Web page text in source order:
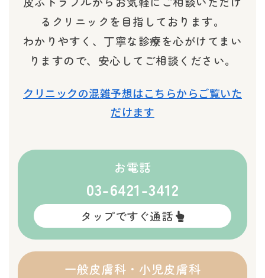
るクリニックを目指しております。
わかりやすく、丁寧な診療を心がけてまい
りますので、安心してご相談ください。
クリニックの混雑予想はこちらからご覧いた
だけます
お電話
03-6421-3412
タップですぐ通話
一般皮膚科・小児皮膚科